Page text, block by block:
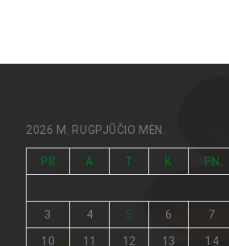
2026 M. RUGPJŪČIO MĖN.
PR A T K PN
3 4 5 6 7
10 11 12 13 14